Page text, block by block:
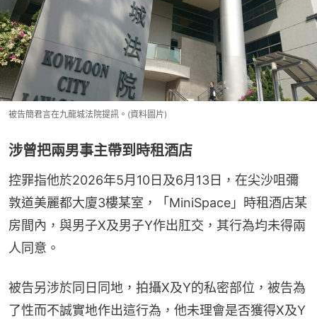
被告簡君言在九龍城法院提訊。(資料圖片)
涉曾把兩男事主帶到時租酒店
控罪指他於2026年5月10日及6月13日，在尖沙咀彌
敦道美麗都大廈3樓某室，「MiniSpace」時租酒店某
房間內，與男子X及男子Y作出肛交，其行為均未得兩
人同意。
被告另涉於同日同地，拍攝X及Y的私密部位，被告為
了性而不誠實地作出這行為，他未理會是否獲得X及Y